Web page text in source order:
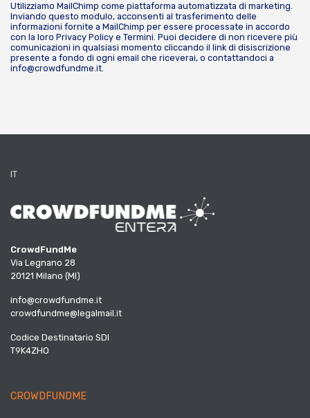
Utilizziamo MailChimp come piattaforma automatizzata di marketing.
Inviando questo modulo, acconsenti al trasferimento delle
informazioni fornite a MailChimp per essere processate in accordo
con la loro Privacy Policy e Termini. Puoi decidere di non ricevere più
comunicazioni in qualsiasi momento cliccando il link di disiscrizione
presente a fondo di ogni email che riceverai, o contattandoci a
info@crowdfundme.it.
IT
CrowdFundMe
Via Legnano 28
20121 Milano (MI)
info@crowdfundme.it
crowdfundme@legalmail.it
Codice Destinatario SDI
T9K4ZHO
CROWDFUNDME